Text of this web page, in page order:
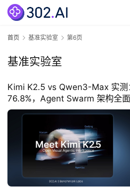
首页 基准实验室 第6页
基准实验室
Kimi K2.5 vs Qwen3-Max 实测
76.8%，Agent Swarm 架构全